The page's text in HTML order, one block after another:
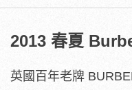
2013 春夏
英國百年老牌